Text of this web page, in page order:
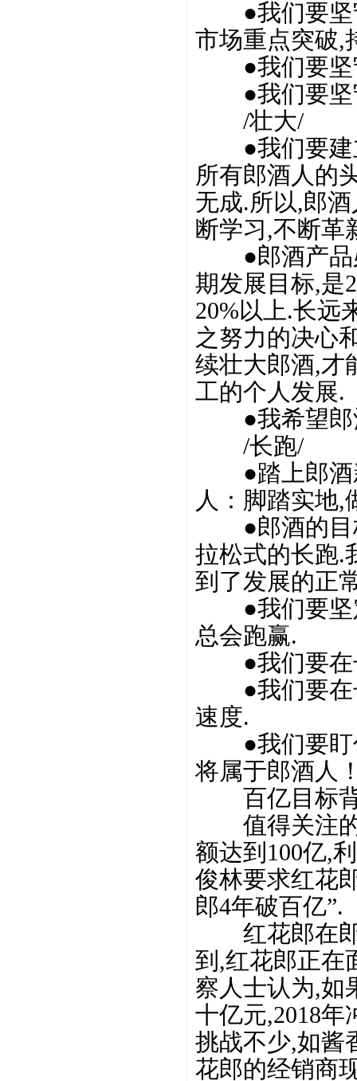
●我们要坚
市场重点突破,
●我们要坚
●我们要坚
/壮大/
●我们要建
所有郎酒人的
无成.所以,郎
断学习,不断革
●郎酒产品
期发展目标,是
20%以上.长远
之努力的决心
续壮大郎酒,才
工的个人发展.
●我希望郎
/长跑/
●踏上郎酒
人：脚踏实地,
●郎酒的目
拉松式的长跑.
到了发展的正
●我们要坚
总会跑赢.
●我们要在
●我们要在
速度.
●我们要盯
将属于郎酒人
百亿目标背
值得关注的
额达到100亿,
俊林要求红花
郎4年破百亿”.
红花郎在郎
到,红花郎正在
察人士认为,如
十亿元,2018
挑战不少,如酱
花郎的经销商